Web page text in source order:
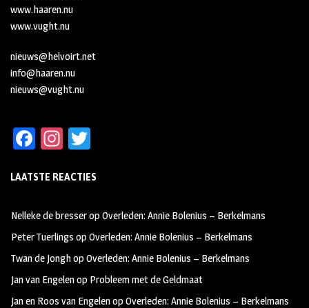
www.haaren.nu
www.vught.nu
nieuws@helvoirt.net
info@haaren.nu
nieuws@vught.nu
Fa
b
oo
k
In
ag
m
tt
LAATSTE REACTIES
Nelleke de bresseropOverleden: Annie Bolenius – Berkelmans
Peter Tuerlings opOverleden: Annie Bolenius – Berkelmans
Twan de JonghopOverleden: Annie Bolenius – Berkelmans
Jan van Engelenop Probleem met de Geldmaat
Jan en Roos van EngelenopOverleden: Annie Bolenius – Berkelmans